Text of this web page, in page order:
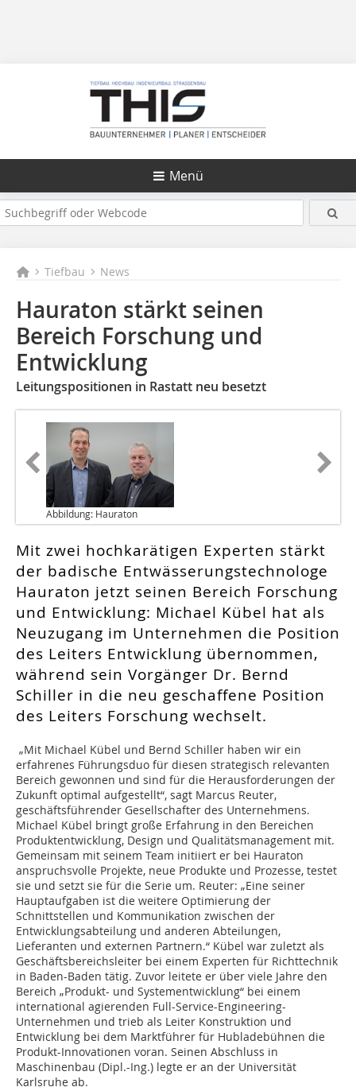
Menü
Tiefbau News
Hauraton stärkt seinen
Bereich Forschung und
Entwicklung
Leitungspositionen in Rastatt neu besetzt
Abbildung: Hauraton
Mit zwei hochkarätigen Experten stärkt
der badische Entwässerungstechnologe
Hauraton jetzt seinen Bereich Forschung
und Entwicklung: Michael Kübel hat als
Neuzugang im Unternehmen die Position
des Leiters Entwicklung übernommen,
während sein Vorgänger Dr. Bernd
Schiller in die neu geschaffene Position
des Leiters Forschung wechselt.
„Mit Michael Kübel und Bernd Schiller haben wir ein
erfahrenes Führungsduo für diesen strategisch relevanten
Bereich gewonnen und sind für die Herausforderungen der
Zukunft optimal aufgestellt“, sagt Marcus Reuter,
geschäftsführender Gesellschafter des Unternehmens.
Michael Kübel bringt große Erfahrung in den Bereichen
Produktentwicklung, Design und Qualitätsmanagement mit.
Gemeinsam mit seinem Team initiiert er bei Hauraton
anspruchsvolle Projekte, neue Produkte und Prozesse, testet
sie und setzt sie für die Serie um. Reuter: „Eine seiner
Hauptaufgaben ist die weitere Optimierung der
Schnittstellen und Kommunikation zwischen der
Entwicklungsabteilung und anderen Abteilungen,
Lieferanten und externen Partnern.“ Kübel war zuletzt als
Geschäftsbereichsleiter bei einem Experten für Richttechnik
in Baden-Baden tätig. Zuvor leitete er über viele Jahre den
Bereich „Produkt- und Systementwicklung“ bei einem
international agierenden Full-Service-Engineering-
Unternehmen und trieb als Leiter Konstruktion und
Entwicklung bei dem Marktführer für Hubladebühnen die
Produkt-Innovationen voran. Seinen Abschluss in
Maschinenbau (Dipl.-Ing.) legte er an der Universität
Karlsruhe ab.